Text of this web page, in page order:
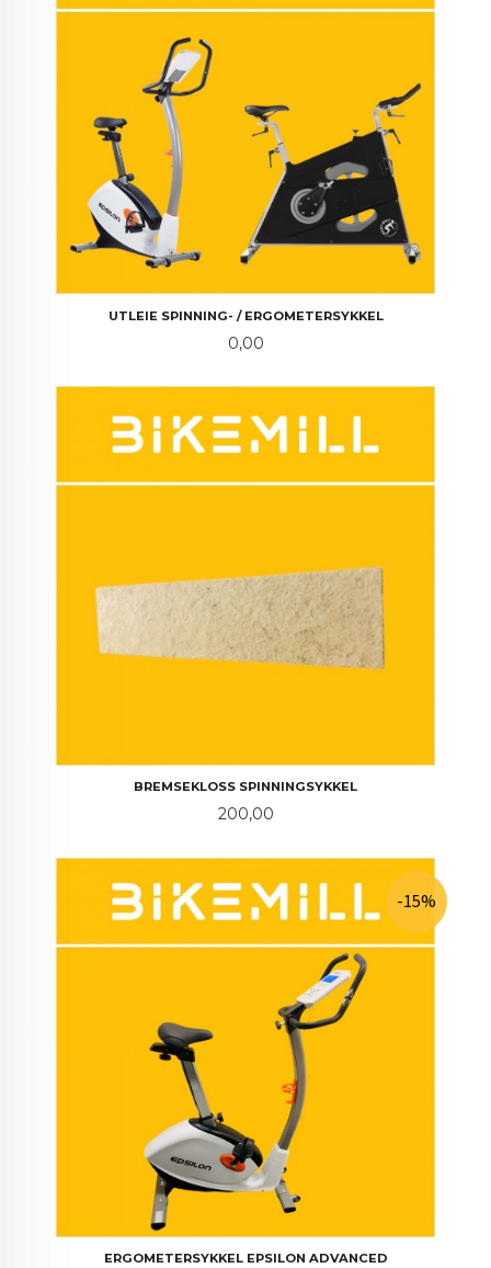
UTLEIE SPINNING- / ERGOMETERSYKKEL
Pris
0,00
BREMSEKLOSS SPINNINGSYKKEL
Pris
200,00
ERGOMETERSYKKEL EPSILON ADVANCED
-15%